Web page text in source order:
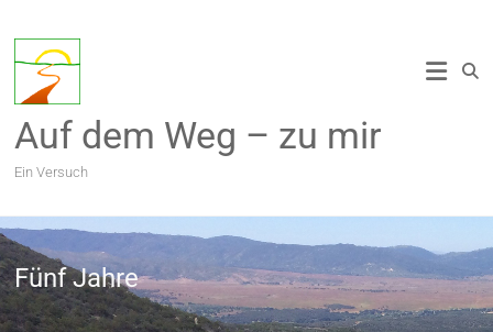
Inhalt
springen
Auf dem Weg – zu mir
Ein Versuch
Fünf Jahre